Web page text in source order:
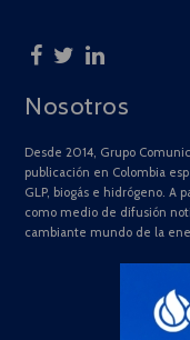
Nosotros
Desde 2014, Grupo
publicación en Colombia
GLP, biogás e hidrógeno. A
como medio de difusión
cambiante mundo de la